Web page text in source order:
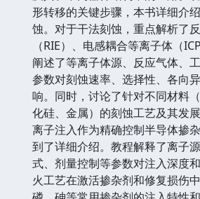
形转移的关键步骤，本书详细介
蚀。对于干法刻蚀，重点解析了
（RIE）、电感耦合等离子体（
阐述了等离子体源、反应气体、
参数对刻蚀速率、选择性、各向
响。同时，讨论了针对不同材料
化硅、金属）的刻蚀工艺及其发
离子注入作为精确控制半导体掺
到了详细介绍。教程解释了离子
式、剂量控制等参数对注入深度
火工艺在激活掺杂剂和修复损伤